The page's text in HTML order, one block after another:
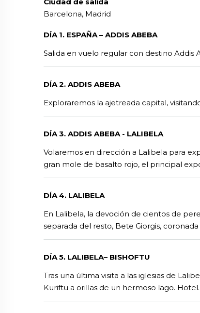
Barcelona, Madrid
DÍA 1. ESPAÑA – ADDIS ABEBA
Salida en vuelo regular con destino Addis
DÍA 2. ADDIS ABEBA
Exploraremos la ajetreada capital,
DÍA 3. ADDIS ABEBA - LALIBELA
Volaremos en dirección a Lalibela para
gran mole de basalto rojo, el principal
DÍA 4. LALIBELA
En Lalibela, la devoción de cientos de
separada del resto, Bete Giorgis,
DÍA 5. LALIBELA– BISHOFTU
Tras una última visita a las iglesias de
Kuriftu a orillas de un hermoso lago. Hotel.